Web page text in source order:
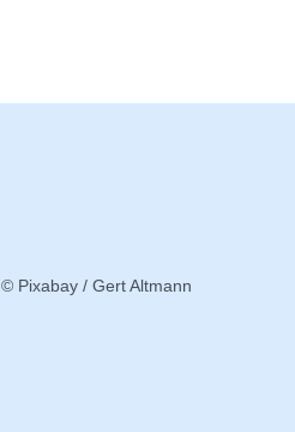
© Pixabay / Gert Altmann